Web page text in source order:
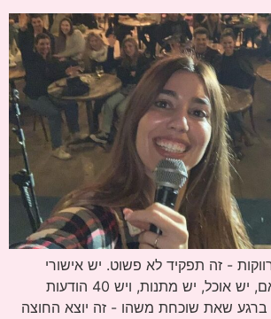
- זה תפקיד לא פשוט. יש אישורי
הגעה, יש בידור לתאם, יש אוכל, יש מתנות, ויש 40 הודעות
שאת שוכחת משהו - זה יוצא החוצה